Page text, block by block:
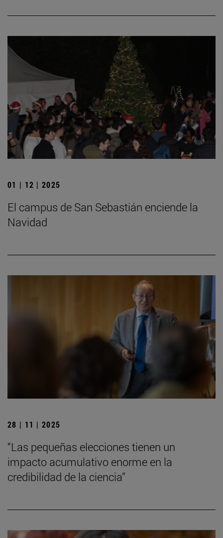
01 | 12 | 2025
El campus de San Sebastián enciende la
Navidad
28 | 11 | 2025
“Las pequeñas elecciones tienen un
impacto acumulativo enorme en la
credibilidad de la ciencia”